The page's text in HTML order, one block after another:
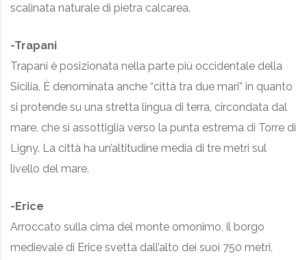
scalinata naturale di pietra calcarea.
-Trapani
Trapani è posizionata nella parte più occidentale della
Sicilia, È denominata anche “città tra due mari” in quanto
si protende su una stretta lingua di terra, circondata dal
mare, che si assottiglia verso la punta estrema di Torre di
Ligny. La città ha un’altitudine media di tre metri sul
livello del mare.
-Erice
Arroccato sulla cima del monte omonimo, il borgo
medievale di Erice svetta dall’alto dei suoi 750 metri,